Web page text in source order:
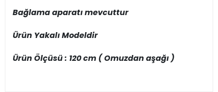
Bağlama aparatı mevcuttur
Ürün Yakalı Modeldir
Ürün Ölçüsü : 120 cm ( Omuzdan aşağı )